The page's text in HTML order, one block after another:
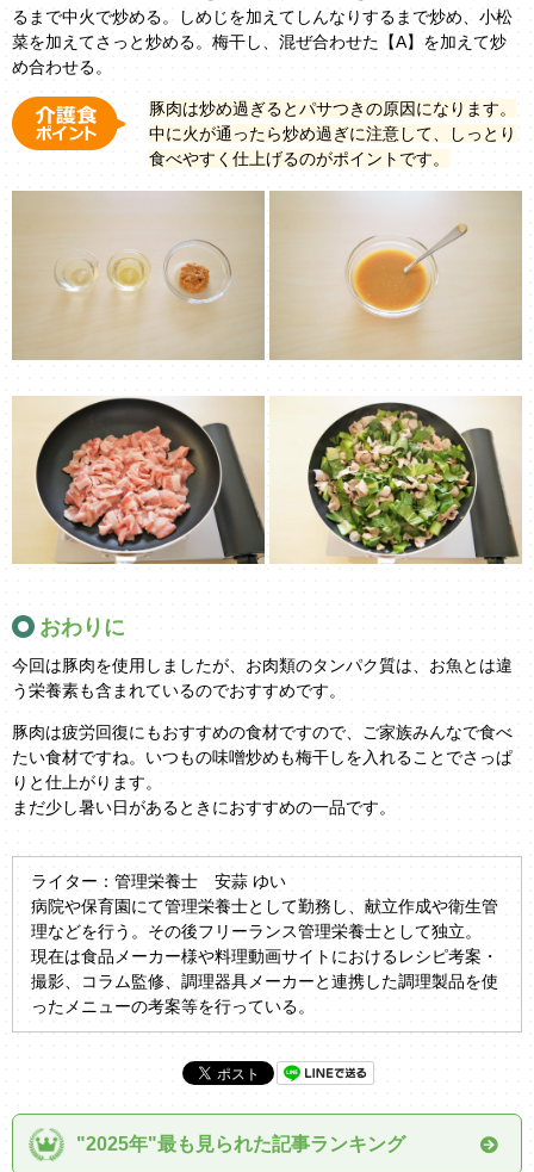
るまで中火で炒める。しめじを加えてしんなりするまで炒め、小松
菜を加えてさっと炒める。梅干し、混ぜ合わせた【A】を加えて炒
め合わせる。
豚肉は炒め過ぎるとパサつきの原因になります。
中に火が通ったら炒め過ぎに注意して、しっとり
食べやすく仕上げるのがポイントです。
おわりに
今回は豚肉を使用しましたが、お肉類のタンパク質は、お魚とは違
う栄養素も含まれているのでおすすめです。
豚肉は疲労回復にもおすすめの食材ですので、ご家族みんなで食べ
たい食材ですね。いつもの味噌炒めも梅干しを入れることでさっぱ
りと仕上がります。
まだ少し暑い日があるときにおすすめの一品です。
ライター：管理栄養士 安蒜 ゆい
病院や保育園にて管理栄養士として勤務し、献立作成や衛生管
理などを行う。その後フリーランス管理栄養士として独立。
現在は食品メーカー様や料理動画サイトにおけるレシピ考案・
撮影、コラム監修、調理器具メーカーと連携した調理製品を使
ったメニューの考案等を行っている。
"2025年"最も見られた記事ランキング